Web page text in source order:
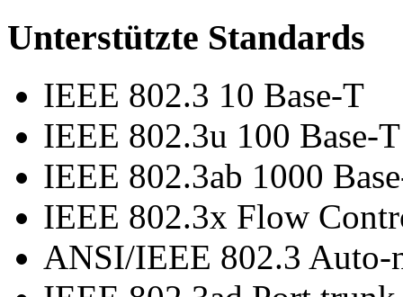
Unterstützte Standards
IEEE 802.3 10 Base-T
IEEE 802.3u 100 Base-T
IEEE 802.3ab 1000
IEEE 802.3x Flow
ANSI/IEEE 802.3 Auto-